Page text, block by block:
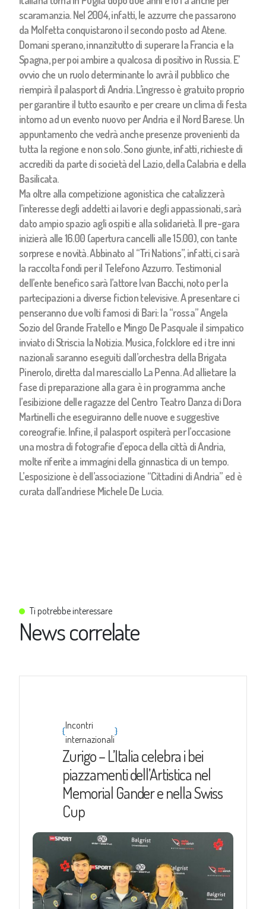
scaramanzia. Nel 2004, infatti, le azzurre che passarono
da Molfetta conquistarono il secondo posto ad Atene.
Domani sperano, innanzitutto di superare la Francia e la
Spagna, per poi ambire a qualcosa di positivo in Russia. E’
ovvio che un ruolo determinante lo avrà il pubblico che
riempirà il palasport di Andria. L’ingresso è gratuito proprio
per garantire il tutto esaurito e per creare un clima di festa
intorno ad un evento nuovo per Andria e il Nord Barese. Un
appuntamento che vedrà anche presenze provenienti da
tutta la regione e non solo. Sono giunte, infatti, richieste di
accrediti da parte di società del Lazio, della Calabria e della
Basilicata.
Ma oltre alla competizione agonistica che catalizzerà
l’interesse degli addetti ai lavori e degli appassionati, sarà
dato ampio spazio agli ospiti e alla solidarietà. Il pre-gara
inizierà alle 16.00 (apertura cancelli alle 15.00), con tante
sorprese e novità. Abbinato al “Tri Nations”, infatti, ci sarà
la raccolta fondi per il Telefono Azzurro. Testimonial
dell’ente benefico sarà l’attore Ivan Bacchi, noto per la
partecipazioni a diverse fiction televisive. A presentare ci
penseranno due volti famosi di Bari: la “rossa” Angela
Sozio del Grande Fratello e Mingo De Pasquale il simpatico
inviato di Striscia la Notizia. Musica, folcklore ed i tre inni
nazionali saranno eseguiti dall’orchestra della Brigata
Pinerolo, diretta dal maresciallo La Penna. Ad allietare la
fase di preparazione alla gara è in programma anche
l’esibizione delle ragazze del Centro Teatro Danza di Dora
Martinelli che eseguiranno delle nuove e suggestive
coreografie. Infine, il palasport ospiterà per l’occasione
una mostra di fotografie d’epoca della città di Andria,
molte riferite a immagini della ginnastica di un tempo.
L’esposizione è dell’associazione “Cittadini di Andria” ed è
curata dall’andriese Michele De Lucia.
Ti potrebbe interessare
News correlate
{
Incontri
internazionali
}
Zurigo – L’Italia celebra i bei
piazzamenti dell’Artistica nel
Memorial Gander e nella Swiss
Cup